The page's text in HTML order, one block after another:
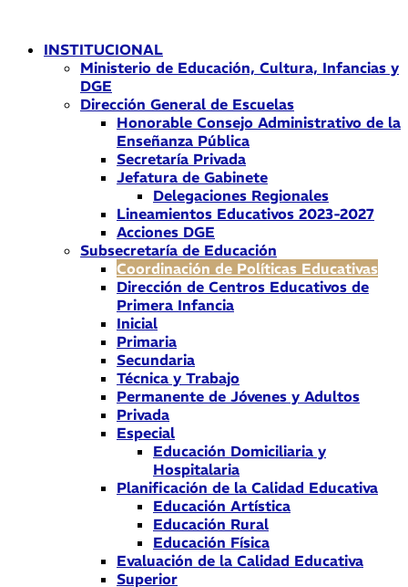
contenidoINSTITUCIONAL
Ministerio de Educación, Cultura, Infancias y
DGE
Dirección General de Escuelas
Honorable Consejo Administrativo de la
Enseñanza Pública
Secretaría Privada
Jefatura de Gabinete
Delegaciones Regionales
Lineamientos Educativos 2023-2027
Acciones DGE
Subsecretaría de Educación
Coordinación de Políticas Educativas
Dirección de Centros Educativos de
Primera Infancia
Inicial
Primaria
Secundaria
Técnica y Trabajo
Permanente de Jóvenes y Adultos
Privada
Especial
Educación Domiciliaria y
Hospitalaria
Planificación de la Calidad Educativa
Educación Artística
Educación Rural
Educación Física
Evaluación de la Calidad Educativa
Superior